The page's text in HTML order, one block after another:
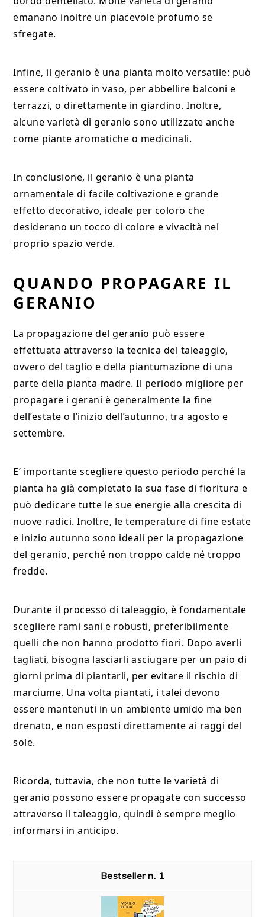
emanano inoltre un piacevole profumo se
sfregate.
Infine, il geranio è una pianta molto versatile: può
essere coltivato in vaso, per abbellire balconi e
terrazzi, o direttamente in giardino. Inoltre,
alcune varietà di geranio sono utilizzate anche
come piante aromatiche o medicinali.
In conclusione, il geranio è una pianta
ornamentale di facile coltivazione e grande
effetto decorativo, ideale per coloro che
desiderano un tocco di colore e vivacità nel
proprio spazio verde.
QUANDO PROPAGARE IL
GERANIO
La propagazione del geranio può essere
effettuata attraverso la tecnica del taleaggio,
ovvero del taglio e della piantumazione di una
parte della pianta madre. Il periodo migliore per
propagare i gerani è generalmente la fine
dell’estate o l’inizio dell’autunno, tra agosto e
settembre.
E’ importante scegliere questo periodo perché la
pianta ha già completato la sua fase di fioritura e
può dedicare tutte le sue energie alla crescita di
nuove radici. Inoltre, le temperature di fine estate
e inizio autunno sono ideali per la propagazione
del geranio, perché non troppo calde né troppo
fredde.
Durante il processo di taleaggio, è fondamentale
scegliere rami sani e robusti, preferibilmente
quelli che non hanno prodotto fiori. Dopo averli
tagliati, bisogna lasciarli asciugare per un paio di
giorni prima di piantarli, per evitare il rischio di
marciume. Una volta piantati, i talei devono
essere mantenuti in un ambiente umido ma ben
drenato, e non esposti direttamente ai raggi del
sole.
Ricorda, tuttavia, che non tutte le varietà di
geranio possono essere propagate con successo
attraverso il taleaggio, quindi è sempre meglio
informarsi in anticipo.
1